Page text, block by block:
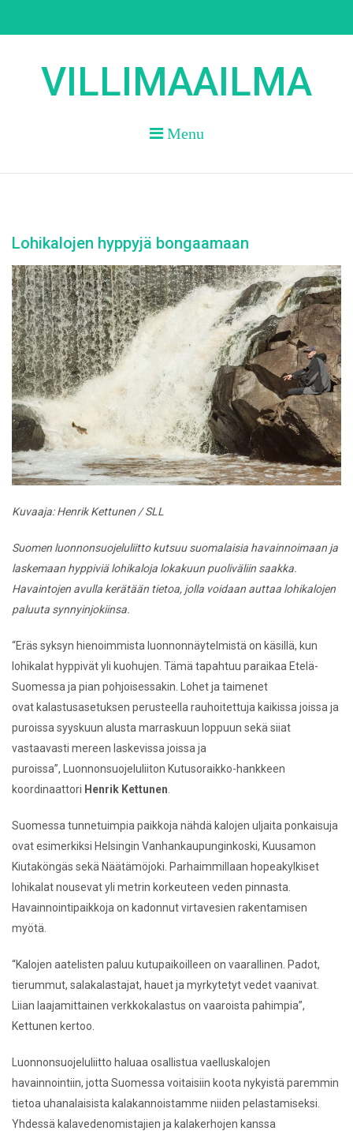
VILLIMAAILMA
Menu
Lohikalojen hyppyjä bongaamaan
Kuvaaja: Henrik Kettunen / SLL
Suomen luonnonsuojeluliitto kutsuu suomalaisia havainnoimaan ja
laskemaan hyppiviä lohikaloja lokakuun puoliväliin saakka.
Havaintojen avulla kerätään tietoa, jolla voidaan auttaa lohikalojen
paluuta synnyinjokiinsa.
“Eräs syksyn hienoimmista luonnonnäytelmistä on käsillä, kun
lohikalat hyppivät yli kuohujen. Tämä tapahtuu paraikaa Etelä-
Suomessa ja pian pohjoisessakin. Lohet ja taimenet
ovat kalastusasetuksen perusteella rauhoitettuja kaikissa joissa ja
puroissa syyskuun alusta marraskuun loppuun sekä siiat
vastaavasti mereen laskevissa joissa ja
puroissa”,
Luonnonsuojeluliiton Kutusoraikko-hankkeen
koordinaattori Henrik Kettunen
Suomessa tunnetuimpia paikkoja nähdä kalojen uljaita ponkaisuja
ovatesimerkiksi Helsingin Vanhankaupunginkoski, Kuusamon
Kiutaköngäs sekä Näätämöjoki. Parhaimmillaan hopeakylkiset
lohikalat nousevat yli metrin korkeuteen veden pinnasta.
Havainnointipaikkoja on kadonnut virtavesien rakentamisen
myötä.
“Kalojen aatelisten paluu kutupaikoilleen on vaarallinen. Padot,
tierummut, salakalastajat, hauet ja myrkytetyt vedet vaanivat.
Liian laajamittainen verkkokalastus on vaaroista pahimpia”,
Kettunen kertoo.
Luonnonsuojeluliitto haluaa osallistua vaelluskalojen
havainnointiin, jotta Suomessa voitaisiin koota nykyistä paremmin
tietoa uhanalaisista kalakannoistamme niiden pelastamiseksi.
Yhdessä kalavedenomistajien ja kalakerhojen kanssa